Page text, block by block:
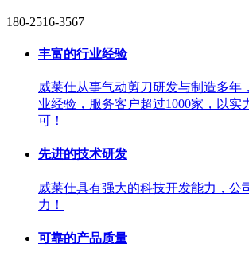
180-2516-3567
丰富的行业经验
威莱仕从事气动剪刀研发与制造多年
业经验，服务客户超过1000家，以实
可！
先进的技术研发
威莱仕具有强大的科技开发能力，公
力！
可靠的产品质量